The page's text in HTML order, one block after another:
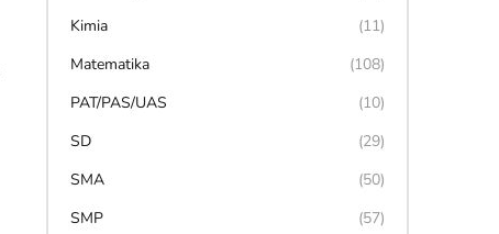
Kimia
(11)
Matematika
(108)
PAT/PAS/UAS
(10)
SD
(29)
SMA
(50)
SMP
(57)